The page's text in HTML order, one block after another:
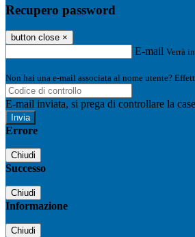
Recupero password
button close ×
E-mail Verrà
Non hai una e-mail associata al nome utente?
E-mail inviata, si prega di controllare la
Errore
Chiudi
Successo
Chiudi
Informazione
Chiudi